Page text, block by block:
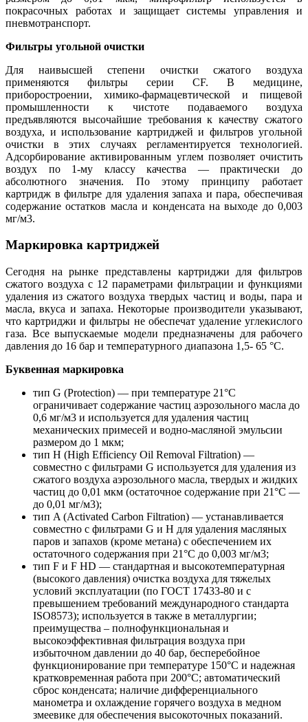
покрасочных работах и защищает системы управления и
пневмотранспорт.
Фильтры угольной очистки
Для наивысшей степени очистки сжатого воздуха
применяются фильтры серии CF. В медицине,
приборостроении, химико-фармацевтической и пищевой
промышленности к чистоте подаваемого воздуха
предъявляются высочайшие требования к качеству сжатого
воздуха, и использование картриджей и фильтров угольной
очистки в этих случаях регламентируется технологией.
Адсорбирование активированным углем позволяет очистить
воздух по 1-му классу качества — практически до
абсолютного значения. По этому принципу работает
картридж в фильтре для удаления запаха и пара, обеспечивая
содержание остатков масла и конденсата на выходе до 0,003
мг/м3.
Маркировка картриджей
Сегодня на рынке представлены картриджи для фильтров
сжатого воздуха с 12 параметрами фильтрации и функциями
удаления из сжатого воздуха твердых частиц и воды, пара и
масла, вкуса и запаха. Некоторые производители указывают,
что картриджи и фильтры не обеспечат удаление углекислого
газа. Все выпускаемые модели предназначены для рабочего
давления до 16 бар и температурного диапазона 1,5- 65 °C.
Буквенная маркировка
тип G (Protection) — при температуре 21°С
ограничивает содержание частиц аэрозольного масла до
0,6 мг/м3 и используется для удаления частиц
механических примесей и водно-масляной эмульсии
размером до 1 мкм;
тип H (High Efficiency Oil Removal Filtration) —
совместно с фильтрами G используется для удаления из
сжатого воздуха аэрозольного масла, твердых и жидких
частиц до 0,01 мкм (остаточное содержание при 21°С —
до 0,01 мг/м3);
тип A (Activated Carbon Filtration) — устанавливается
совместно с фильтрами G и H для удаления масляных
паров и запахов (кроме метана) с обеспечением их
остаточного содержания при 21°С до 0,003 мг/м3;
тип F и F НD — стандартная и высокотемпературная
(высокого давления) очистка воздуха для тяжелых
условий эксплуатации (по ГОСТ 17433-80 и с
превышением требований международного стандарта
ISO8573); используется в также в металлургии;
преимущества – полнофункциональная и
высокоэффективная фильтрация воздуха при
избыточном давлении до 40 бар, бесперебойное
функционирование при температуре 150°C и надежная
кратковременная работа при 200°C; автоматический
сброс конденсата; наличие дифференциального
манометра и охлаждение горячего воздуха в медном
змеевике для обеспечения высокоточных показаний.